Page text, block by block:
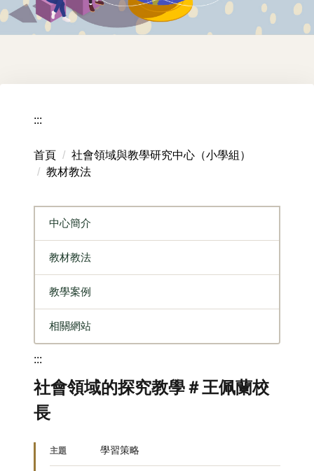
:::
首頁
社會領域與教學研究中心（小學組）
教材教法
中心簡介
教材教法
教學案例
相關網站
:::
社會領域的探究教學＃王佩蘭校
長
主題 學習策略